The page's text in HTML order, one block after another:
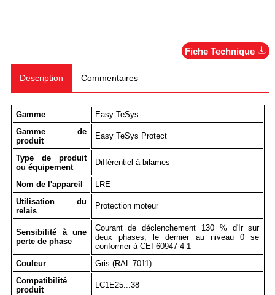
Fiche Technique
Description Commentaires
Gamme
Easy TeSys
Gamme de
produit
Easy TeSys Protect
Type de produit
ou équipement
Différentiel à bilames
Nom de l'appareil
LRE
Utilisation du
relais
Protection moteur
Sensibilité à une
perte de phase
Courant de déclenchement 130 % d'Ir sur
deux phases, le dernier au niveau 0 se
conformer à CEI 60947-4-1
Couleur
Gris (RAL 7011)
Compatibilité
produit
LC1E25...38